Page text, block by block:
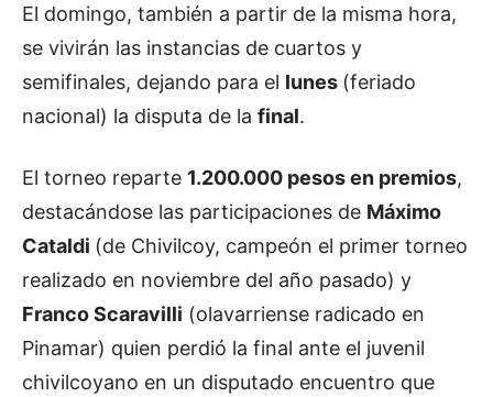
El domingo, también a partir de la misma hora,
se vivirán las instancias de cuartos y
semifinales, dejando para el lunes (feriado
nacional) la disputa de la final.
El torneo reparte 1.200.000 pesos en premios,
destacándose las participaciones de Máximo
Cataldi (de Chivilcoy, campeón el primer torneo
realizado en noviembre del año pasado) y
Franco Scaravilli (olavarriense radicado en
Pinamar) quien perdió la final ante el juvenil
chivilcoyano en un disputado encuentro que